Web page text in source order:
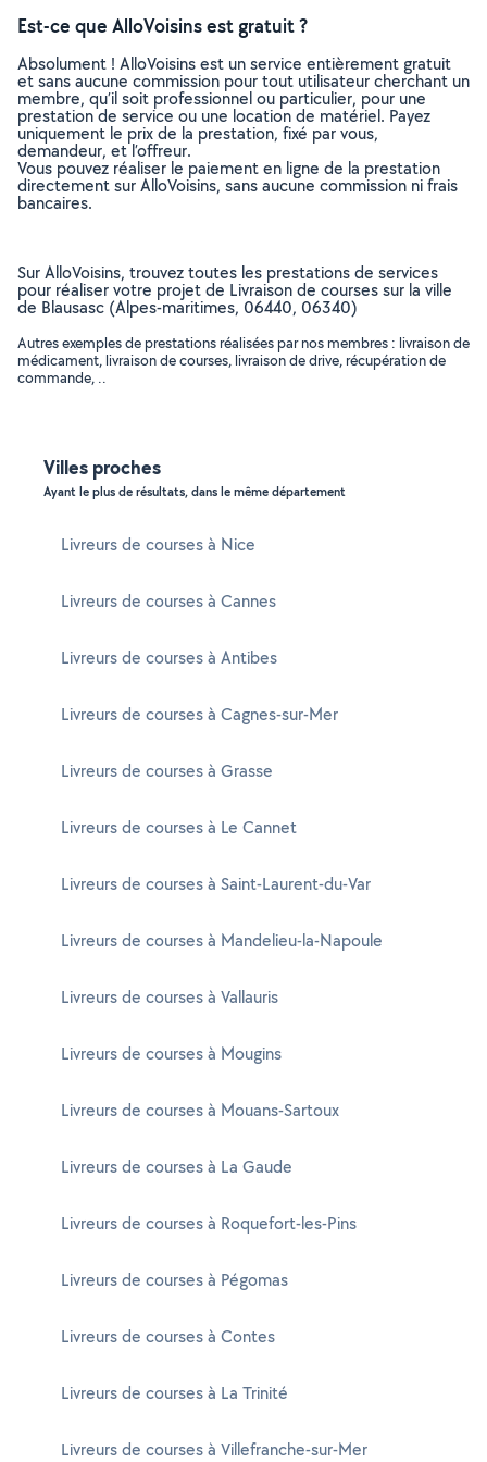
Est-ce que AlloVoisins est gratuit ?
Absolument ! AlloVoisins est un service entièrement gratuit
et sans aucune commission pour tout utilisateur cherchant un
membre, qu’il soit professionnel ou particulier, pour une
prestation de service ou une location de matériel. Payez
uniquement le prix de la prestation, fixé par vous,
demandeur, et l’offreur.
Vous pouvez réaliser le paiement en ligne de la prestation
directement sur AlloVoisins, sans aucune commission ni frais
bancaires.
Sur AlloVoisins, trouvez toutes les prestations de services
pour réaliser votre projet de Livraison de courses sur la ville
de Blausasc (Alpes-maritimes, 06440, 06340)
Autres exemples de prestations réalisées par nos membres : livraison de
médicament, livraison de courses, livraison de drive, récupération de
commande, ..
Villes proches
Ayant le plus de résultats, dans le même département
Livreurs de courses à Nice
Livreurs de courses à Cannes
Livreurs de courses à Antibes
Livreurs de courses à Cagnes-sur-Mer
Livreurs de courses à Grasse
Livreurs de courses à Le Cannet
Livreurs de courses à Saint-Laurent-du-Var
Livreurs de courses à Mandelieu-la-Napoule
Livreurs de courses à Vallauris
Livreurs de courses à Mougins
Livreurs de courses à Mouans-Sartoux
Livreurs de courses à La Gaude
Livreurs de courses à Roquefort-les-Pins
Livreurs de courses à Pégomas
Livreurs de courses à Contes
Livreurs de courses à La Trinité
Livreurs de courses à Villefranche-sur-Mer